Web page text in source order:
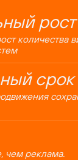
рост
количества
срок
чем реклама.